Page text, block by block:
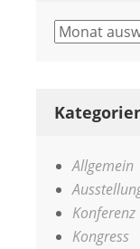
Archiv
Allgemein
Konferenz
Kongress